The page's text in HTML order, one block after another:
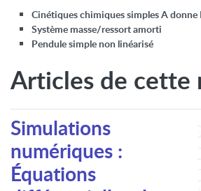
Cinétiques chimiques simples A donne
Système masse/ressort amorti
Pendule simple non linéarisé
Articles de cette
Simulations
numériques :
Équations